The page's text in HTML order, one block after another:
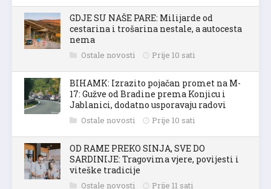
GDJE SU NAŠE PARE: Milijarde od
cestarina i trošarina nestale, a autocesta
nema
Ostale novosti Prije 10 sati
BIHAMK: Izrazito pojačan promet na M-
17: Gužve od Bradine prema Konjicu i
Jablanici, dodatno usporavaju radovi
Ostale novosti Prije 10 sati
OD RAME PREKO SINJA, SVE DO
SARDINIJE: Tragovima vjere, povijesti i
viteške tradicije
Ostale novosti Prije 11 sati